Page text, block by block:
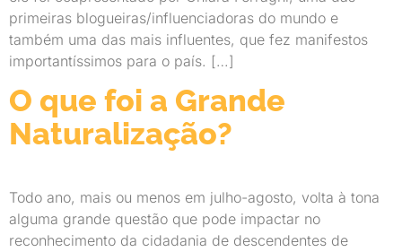
primeiras blogueiras/influenciadoras do mundo e
também uma das mais influentes, que fez manifestos
importantíssimos para o país. […]
O que foi a Grande
Naturalização?
Todo ano, mais ou menos em julho-agosto, volta à tona
alguma grande questão que pode impactar no
reconhecimento da cidadania de descendentes de